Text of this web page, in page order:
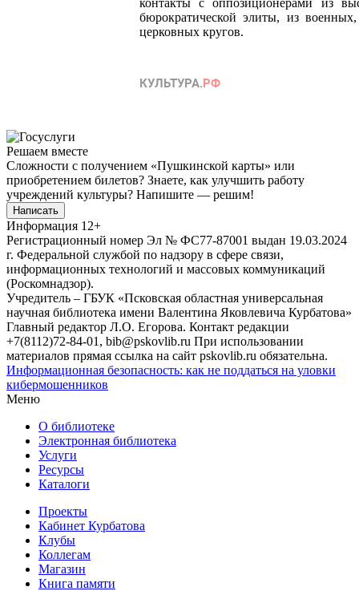
бюрократической элиты, из
церковных кругов.
Решаем вместе
Сложности с получением «Пушкинской карты» или
приобретением билетов? Знаете, как улучшить работу
учреждений культуры? Напишите — решим!
Написать
Информация 12+
Регистрационный номер Эл № ФС77-87001 выдан 19.03.2024
г. Федеральной службой по надзору в сфере связи,
информационных технологий и массовых коммуникаций
(Роскомнадзор).
Учредитель – ГБУК «Псковская областная универсальная
научная библиотека имени Валентина Яковлевича Курбатова»
Главный редактор Л.О. Егорова. Контакт редакции
+7(8112)72-84-01, bib@pskovlib.ru При использовании
материалов прямая ссылка на сайт pskovlib.ru обязательна.
Информационная безопасность: как не поддаться на уловки
кибермошенников
Меню
О библиотеке
Электронная библиотека
Услуги
Ресурсы
Каталоги
Проекты
Кабинет Курбатова
Клубы
Коллегам
Магазин
Книга памяти